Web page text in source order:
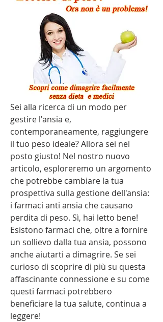
Sei alla ricerca di un modo per
gestire l'ansia e,
contemporaneamente, raggiungere
il tuo peso ideale? Allora sei nel
posto giusto! Nel nostro nuovo
articolo, esploreremo un argomento
che potrebbe cambiare la tua
prospettiva sulla gestione dell'ansia:
i farmaci anti ansia che causano
perdita di peso. Sì, hai letto bene!
Esistono farmaci che, oltre a fornire
un sollievo dalla tua ansia, possono
anche aiutarti a dimagrire. Se sei
curioso di scoprire di più su questa
affascinante connessione e su come
questi farmaci potrebbero
beneficiare la tua salute, continua a
leggere!